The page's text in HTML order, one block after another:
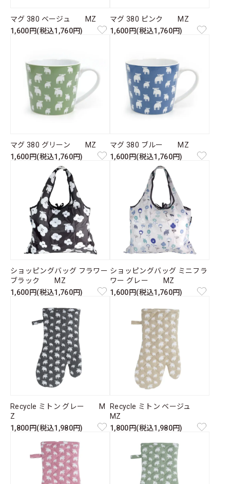
マグ 380 ベージュ MZ
1,600円(税込1,760円)
マグ 380 ピンク MZ
1,600円(税込1,760円)
マグ 380 グリーン MZ
1,600円(税込1,760円)
マグ 380 ブルー MZ
1,600円(税込1,760円)
ショッピングバッグ フラワー
ブラック MZ
1,600円(税込1,760円)
ショッピングバッグ ミニフラ
ワー グレー MZ
1,600円(税込1,760円)
Recycle ミトン グレー M
Z
1,800円(税込1,980円)
Recycle ミトン ベージュ
MZ
1,800円(税込1,980円)